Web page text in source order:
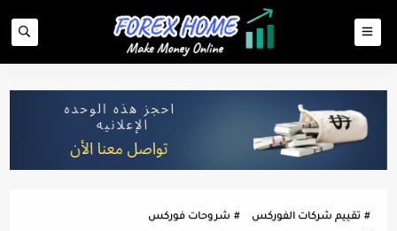
تقييم شركات الفوركس شروحات فوركس